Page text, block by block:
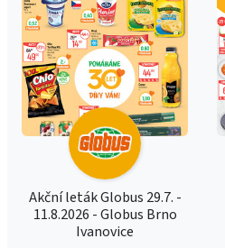
Akční leták Globus 29.7. -
11.8.2026 - Globus Brno
Ivanovice